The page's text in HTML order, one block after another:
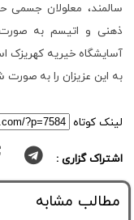
سالمند، معلولان جسمی
ذهنی و اتیسم به
آسایشگاه خیریه کهریزک
به این عزیزان را به صورت
لینک کوتاه
اشتراک گزاری :
مطالب مشابه